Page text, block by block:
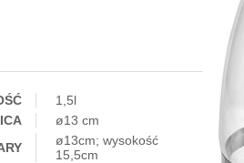
1,5l
ø13 cm
ø13cm; wysokość
15,5cm